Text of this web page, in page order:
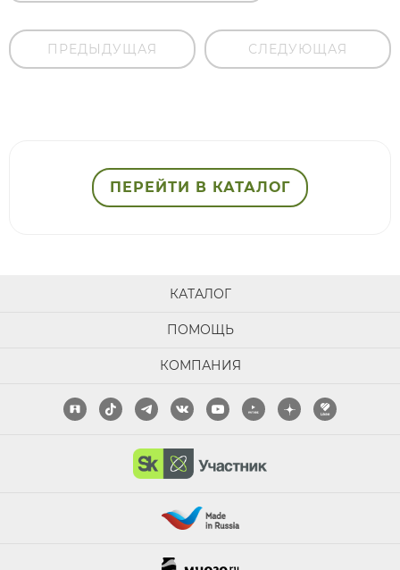
ПРЕДЫДУЩАЯ СЛЕДУЮЩАЯ
ПЕРЕЙТИ В КАТАЛОГ
КАТАЛОГ
ПОМОЩЬ
КОМПАНИЯ